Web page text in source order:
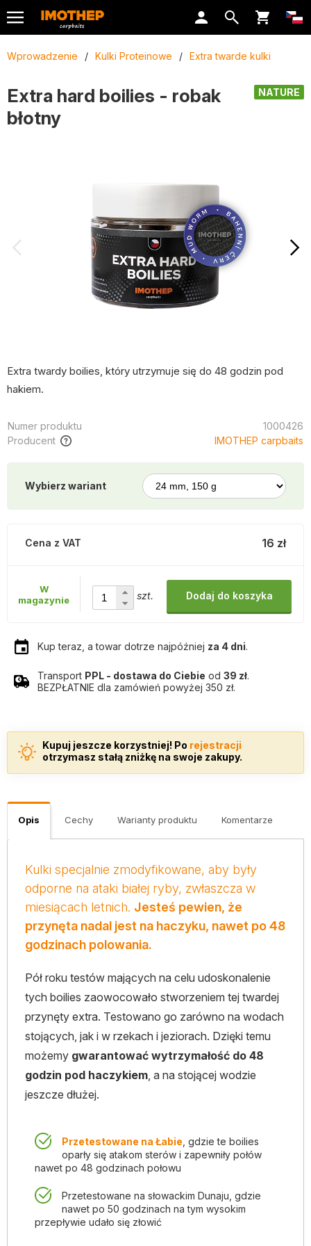
Wprowadzenie / Kulki Proteinowe / Extra twarde kulki
NATURE
Extra hard boilies - robak
błotny
Extra twardy boilies, który utrzymuje się do 48 godzin pod
hakiem.
Numer produktu
1000426
Producent
IMOTHEP carpbaits
Wybierz wariant
16 zł
Cena z VAT
W
magazynie
szt. Dodaj do koszyka
Kup teraz, a towar dotrze najpóźniej za 4 dni.
Transport PPL - dostawa do Ciebie od 39 zł.
BEZPŁATNIE dla zamówień powyżej 350 zł.
Kupuj jeszcze korzystniej! Po rejestracji
otrzymasz stałą zniżkę na swoje zakupy.
Opis Cechy Warianty produktu Komentarze
Kulki specjalnie zmodyfikowane, aby były
odporne na ataki białej ryby, zwłaszcza w
miesiącach letnich. Jesteś pewien, że
przynęta nadal jest na haczyku, nawet po 48
godzinach polowania.
Pół roku testów mających na celu udoskonalenie
tych boilies zaowocowało stworzeniem tej twardej
przynęty extra. Testowano go zarówno na wodach
stojących, jak i w rzekach i jeziorach. Dzięki temu
możemy gwarantować wytrzymałość do 48
godzin pod haczykiem, a na stojącej wodzie
jeszcze dłużej.
Przetestowane na Łabie , gdzie te boilies
oparły się atakom sterów i zapewniły połów
nawet po 48 godzinach połowu
Przetestowane na słowackim Dunaju, gdzie
nawet po 50 godzinach na tym wysokim
przepływie udało się złowić